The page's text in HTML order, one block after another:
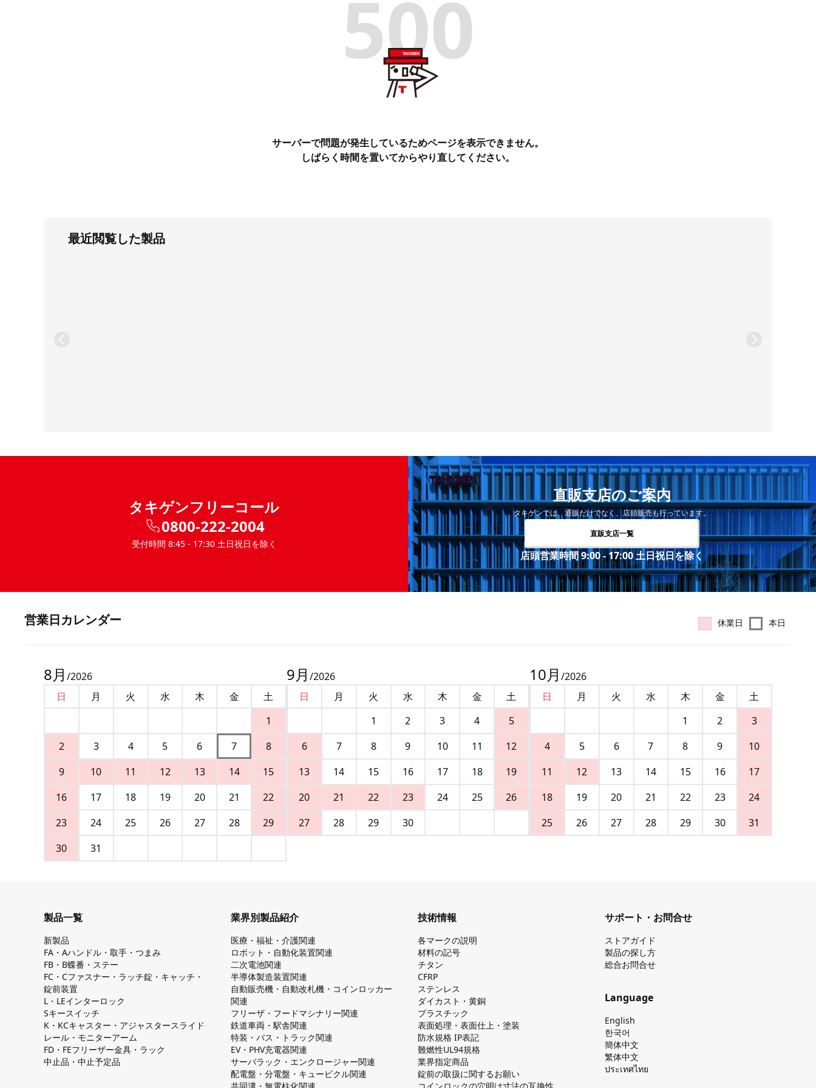
500
サーバーで問題が発生しているためページを表示できません。
しばらく時間を置いてからやり直してください。
最近閲覧した製品
タキゲンフリーコール
0800-222-2004
受付時間 8:45 - 17:30 土日祝日を除く
直販支店のご案内
タキゲンでは、通販だけでなく、店頭販売も行っています。
直販支店一覧
店頭営業時間 9:00 - 17:00 土日祝日を除く
営業⽇カレンダー 休業日 本日
8月 /2026
日
月 火 水 木 金
土
1
2
3 4 5 6 7
8
9
10 11 12 13 14
15
16
17 18 19 20 21
22
23
24 25 26 27 28
29
30
31
9月 /2026
日
月 火 水 木 金
土
1
2 3 4
5
6
7 8 9 10 11
12
13
14 15 16 17 18
19
20
21 22 23 24 25
26
27
28 29 30
10月 /2026
日
月 火 水 木 金
土
1
2
3
4
5 6 7 8 9
10
11
12 13 14 15 16
17
18
19 20 21 22 23
24
25
26 27 28 29 30 31
製品一覧
新製品
FA・Aハンドル・取手・つまみ
FB・B蝶番・ステー
FC・Cファスナー・ラッチ錠・キャッチ・
錠前装置
L・LEインターロック
Sキースイッチ
K・KCキャスター・アジャスタースライド
レール・モニターアーム
FD・FEフリーザー金具・ラック
中止品・中止予定品
業界別製品紹介
医療・福祉・介護関連
ロボット・自動化装置関連
二次電池関連
半導体製造装置関連
自動販売機・自動改札機・コインロッカー
関連
フリーザ・フードマシナリー関連
鉄道車両・駅舎関連
特装・バス・トラック関連
EV・PHV充電器関連
サーバラック・エンクロージャー関連
配電盤・分電盤・キュービクル関連
技術情報
各マークの説明
材料の記号
チタン
CFRP
ステンレス
ダイカスト・⻩銅
プラスチック
表面処理・表面仕上・塗装
防⽔規格 IP表記
難燃性UL94規格
業界指定商品
錠前の取扱に関するお願い
サポート・お問合せ
ストアガイド
製品の探し⽅
総合お問合せ
Language
English
한국어
簡体中文
繁体中文
ประเทศไทย